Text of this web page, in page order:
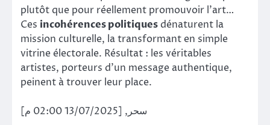
plutôt que pour réellement promouvoir l’art…
Ces incohérences politiques dénaturent la
mission culturelle, la transformant en simple
vitrine électorale. Résultat : les véritables
artistes, porteurs d’un message authentique,
peinent à trouver leur place.
سحر, [13/07/2025 02:00 م]